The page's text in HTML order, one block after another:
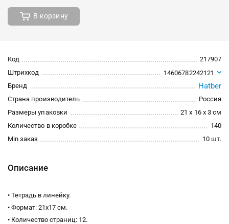
В корзину
Код
217907
Штрихкод
14606782242121
Бренд
Hatber
Страна производитель
Россия
Размеры упаковки
21 x 16 x 3 см
Количество в коробке
140
Min заказ
10 шт.
Описание
• Тетрадь в линейку.
• Формат: 21х17 см.
• Количество страниц: 12.